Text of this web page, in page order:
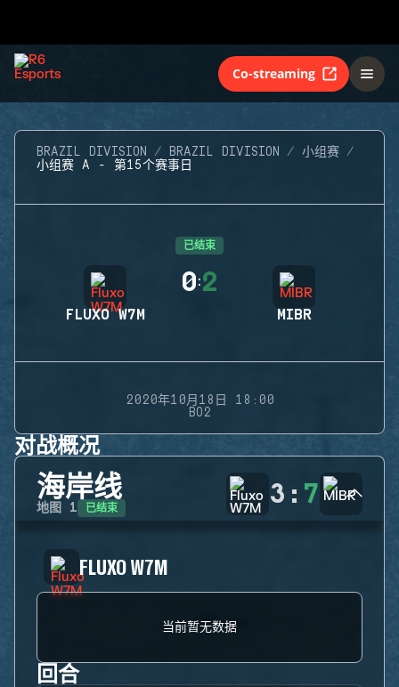
Co-streaming
BRAZIL DIVISION BRAZIL DIVISION
小组赛
小组赛 A - 第15个赛事日
已结束
FLUXO W7M
0:2
MIBR
2020年10月18日 18:00
BO2
对战概况
海岸线
地图 1 已结束 3 : 7
FLUXO W7M
当前暂无数据
回合